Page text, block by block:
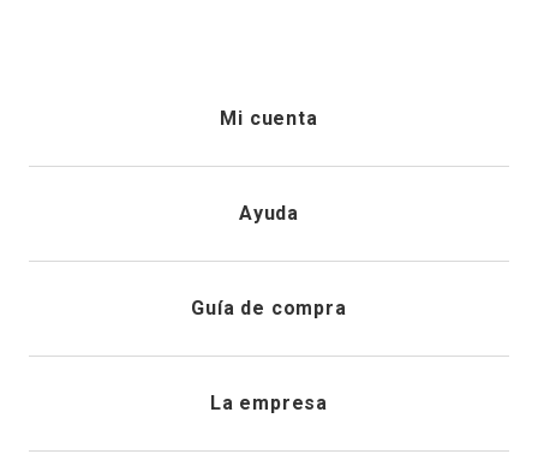
Mi cuenta
Registrarme
Historial de pedidos
Ayuda
Envíanos un email
Guía de compra
La empresa